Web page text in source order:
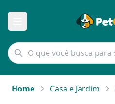
Home Casa e Jardim